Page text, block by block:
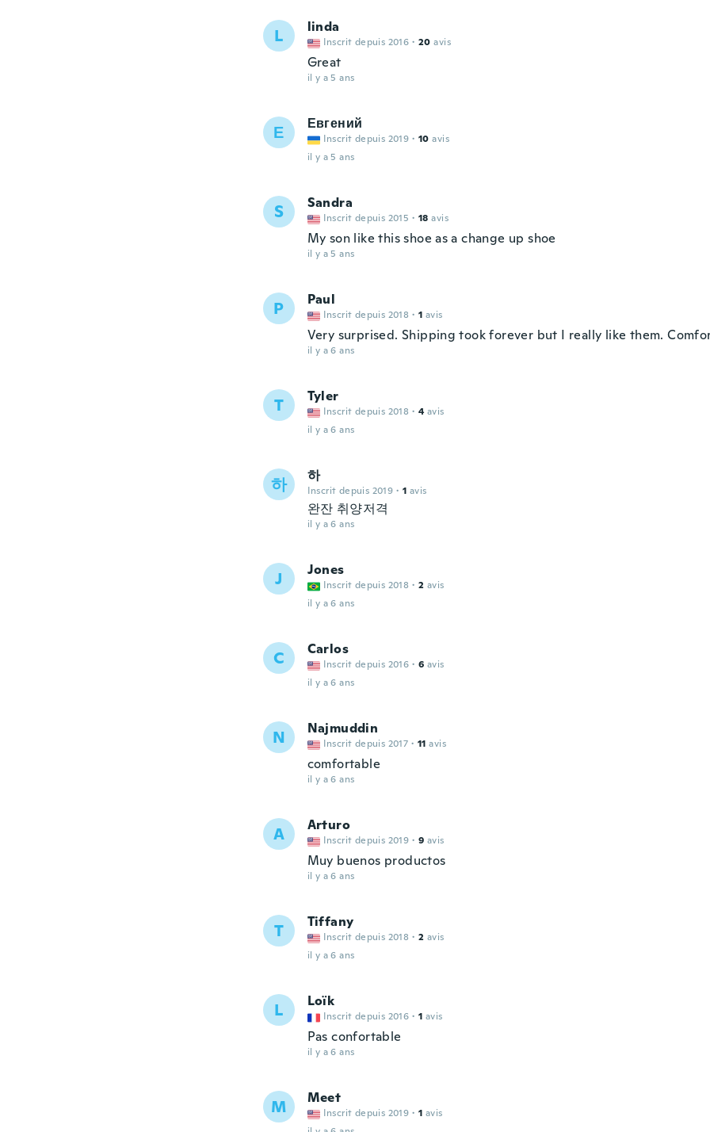
L linda
Inscrit depuis 2016 · 20 avis
Great
il y a 5 ans
Е Евгений
Inscrit depuis 2019 · 10 avis
il y a 5 ans
S Sandra
Inscrit depuis 2015 · 18 avis
My son like this shoe as a change up shoe
il y a 5 ans
P Paul
Inscrit depuis 2018 · 1 avis
Very surprised. Shipping took forever but I really like them.
il y a 6 ans
T Tyler
Inscrit depuis 2018 · 4 avis
il y a 6 ans
하 하
Inscrit depuis 2019 · 1 avis
완잔 취양저격
il y a 6 ans
J Jones
Inscrit depuis 2018 · 2 avis
il y a 6 ans
C Carlos
Inscrit depuis 2016 · 6 avis
il y a 6 ans
N Najmuddin
Inscrit depuis 2017 · 11 avis
comfortable
il y a 6 ans
A Arturo
Inscrit depuis 2019 · 9 avis
Muy buenos productos
il y a 6 ans
T Tiffany
Inscrit depuis 2018 · 2 avis
il y a 6 ans
L Loïk
Inscrit depuis 2016 · 1 avis
Pas confortable
il y a 6 ans
M Meet
Inscrit depuis 2019 · 1 avis